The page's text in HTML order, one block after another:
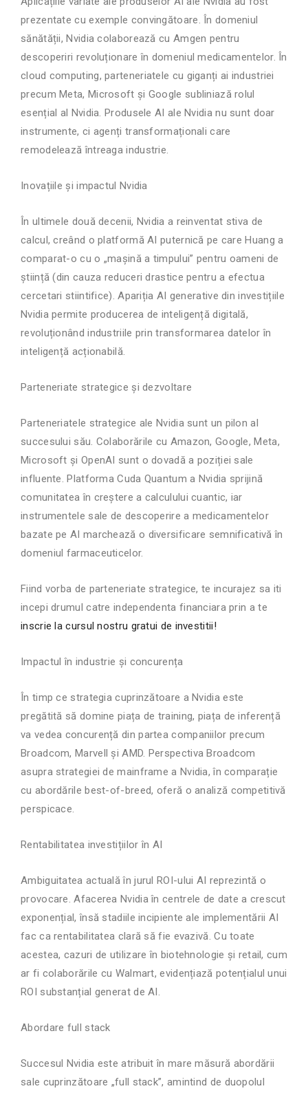
prezentate cu exemple convingătoare. În domeniul
sănătății, Nvidia colaborează cu Amgen pentru
descoperiri revoluționare în domeniul medicamentelor. În
cloud computing, parteneriatele cu giganți ai industriei
precum Meta, Microsoft și Google subliniază rolul
esențial al Nvidia. Produsele AI ale Nvidia nu sunt doar
instrumente, ci agenți transformaționali care
remodelează întreaga industrie.
Inovațiile și impactul Nvidia
În ultimele două decenii, Nvidia a reinventat stiva de
calcul, creând o platformă AI puternică pe care Huang a
comparat-o cu o „mașină a timpului” pentru oameni de
știință (din cauza reduceri drastice pentru a efectua
cercetari stiintifice). Apariția AI generative din investițiile
Nvidia permite producerea de inteligență digitală,
revoluționând industriile prin transformarea datelor în
inteligență acționabilă.
Parteneriate strategice și dezvoltare
Parteneriatele strategice ale Nvidia sunt un pilon al
succesului său. Colaborările cu Amazon, Google, Meta,
Microsoft și OpenAI sunt o dovadă a poziției sale
influente. Platforma Cuda Quantum a Nvidia sprijină
comunitatea în creștere a calculului cuantic, iar
instrumentele sale de descoperire a medicamentelor
bazate pe AI marchează o diversificare semnificativă în
domeniul farmaceuticelor.
Fiind vorba de parteneriate strategice, te incurajez sa iti
incepi drumul catre independenta financiara prin a te
inscrie la cursul nostru gratui de investitii!
Impactul în industrie și concurența
În timp ce strategia cuprinzătoare a Nvidia este
pregătită să domine piața de training, piața de inferență
va vedea concurență din partea companiilor precum
Broadcom, Marvell și AMD. Perspectiva Broadcom
asupra strategiei de mainframe a Nvidia, în comparație
cu abordările best-of-breed, oferă o analiză competitivă
perspicace.
Rentabilitatea investițiilor în AI
Ambiguitatea actuală în jurul ROI-ului AI reprezintă o
provocare. Afacerea Nvidia în centrele de date a crescut
exponențial, însă stadiile incipiente ale implementării AI
fac ca rentabilitatea clară să fie evazivă. Cu toate
acestea, cazuri de utilizare în biotehnologie și retail, cum
ar fi colaborările cu Walmart, evidențiază potențialul unui
ROI substanțial generat de AI.
Abordare full stack
Succesul Nvidia este atribuit în mare măsură abordării
sale cuprinzătoare „full stack”, amintind de duopolul